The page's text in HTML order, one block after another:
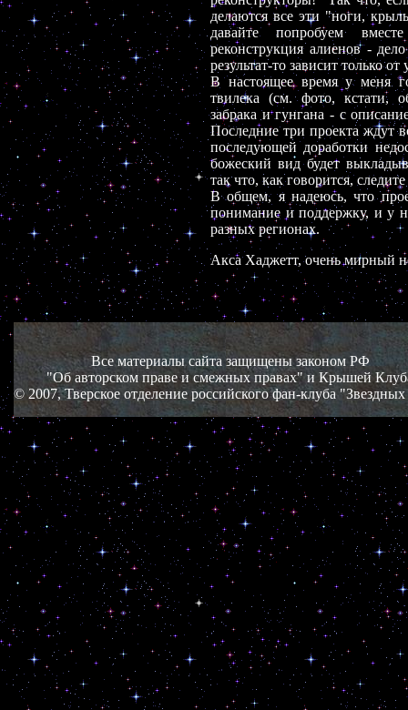
делаются все эти "ноги,
давайте попробуем
реконструкция алиенов -
результат-то зависит только
В настоящее время у меня
твилека (см. фото, кстати,
забрака и гунгана - с
Последние три проекта ждут
последующей доработки
божеский вид будет
так что, как говорится,
В общем, я надеюсь, что
понимание и поддержку, и у
разных регионах.
Акса Хаджетт, очень мирный
Все материалы сайта защищены законом РФ
"Об авторском праве и смежных правах" и Крышей
© 2007, Тверское отделение российского фан-клуба